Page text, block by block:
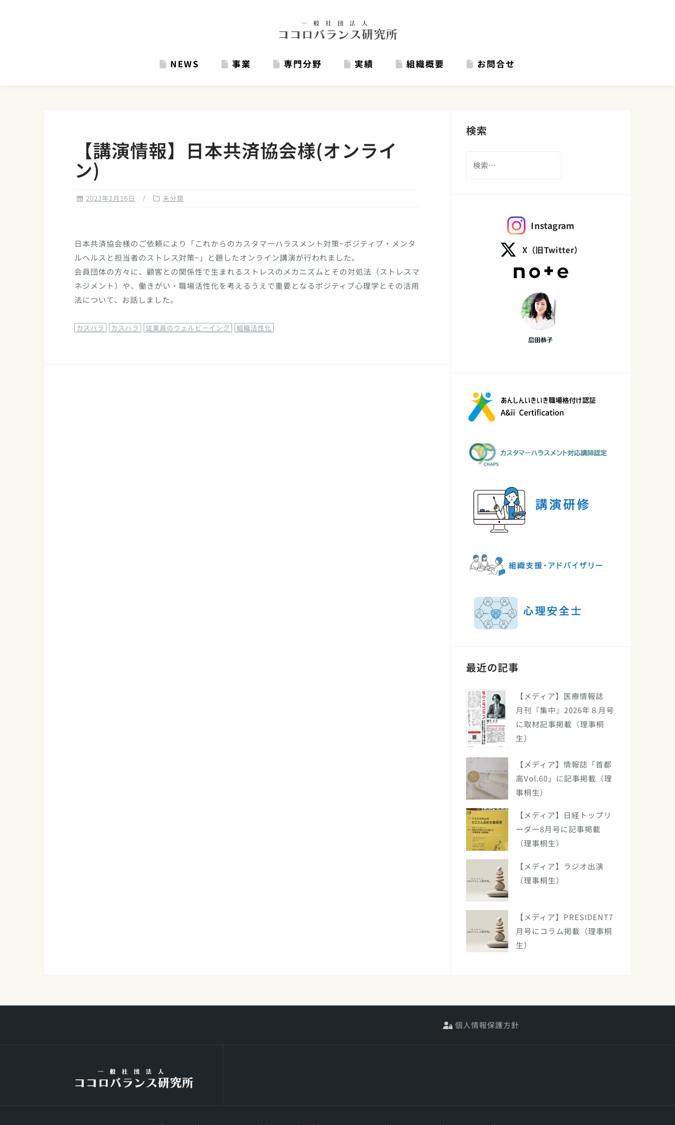
NEWS 事業 専門分野 実績 組織概要 お問合せ
【講演情報】日本共済協会様(オンライ
ン)
2023年2月16日 未分類
日本共済協会様のご依頼により「これからのカスタマーハラスメント対策~ポジティブ・メンタ
ルヘルスと担当者のストレス対策~」と題したオンライン講演が行われました。
会員団体の方々に、顧客との関係性で生まれるストレスのメカニズムとその対処法（ストレスマ
ネジメント）や、働きがい・職場活性化を考えるうえで重要となるポジティブ心理学とその活用
法について、お話しました。
カスハラ カスハラ 従業員のウェルビーイング 組織活性化
検索
索:
Instagram
X（旧Twitter）
最近の記事
【メディア】医療情報誌
月刊『集中』2026年８月号
に取材記事掲載（理事桐
生）
【メディア】情報誌「首都
高Vol.60」に記事掲載（理
事桐生）
【メディア】日経トップリ
ーダー8月号に記事掲載
（理事桐生）
【メディア】ラジオ出演
（理事桐生）
【メディア】PRESIDENT7
月号にコラム掲載（理事桐
生）
個人情報保護方針